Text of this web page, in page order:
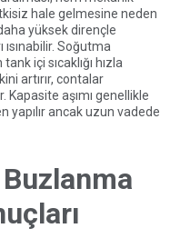
hale gelmesine neden
yüksek dirençle
ısınabilir. Soğutma
içi sıcaklığı hızla
artırır, contalar
Kapasite aşımı genellikle
ancak uzun vadede